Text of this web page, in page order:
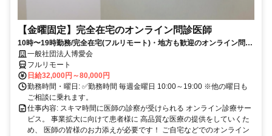
【金曜固定】完全在宅のオンライン問診医師
10時〜19時勤務/完全在宅(フルリモート)・地方も歓迎のオンライン問診
業務一般社団法人博愛会
フルリモート
日給32,000円～80,000円
勤務時間・曜日: ✅勤務時間 毎週金曜日 10:00～19:00 ※他の曜日も
ご相談に乗れます。
仕事内容: スキマ時間に医師の診察が受けられる オンライン診療サー
ビス。 事業拡大に向けて患者様に 高品質な医療の提供をしていくた
め、 医師の皆様のお力添えが必要です！ ご自宅などでのオンライン